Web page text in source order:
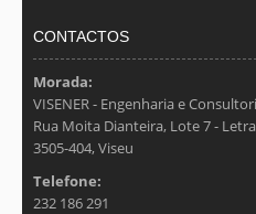
CONTACTOS
Morada:
VISENER - Engenharia e
Rua Moita Dianteira, Lote 7 -
3505-404, Viseu
Telefone:
232 186 291